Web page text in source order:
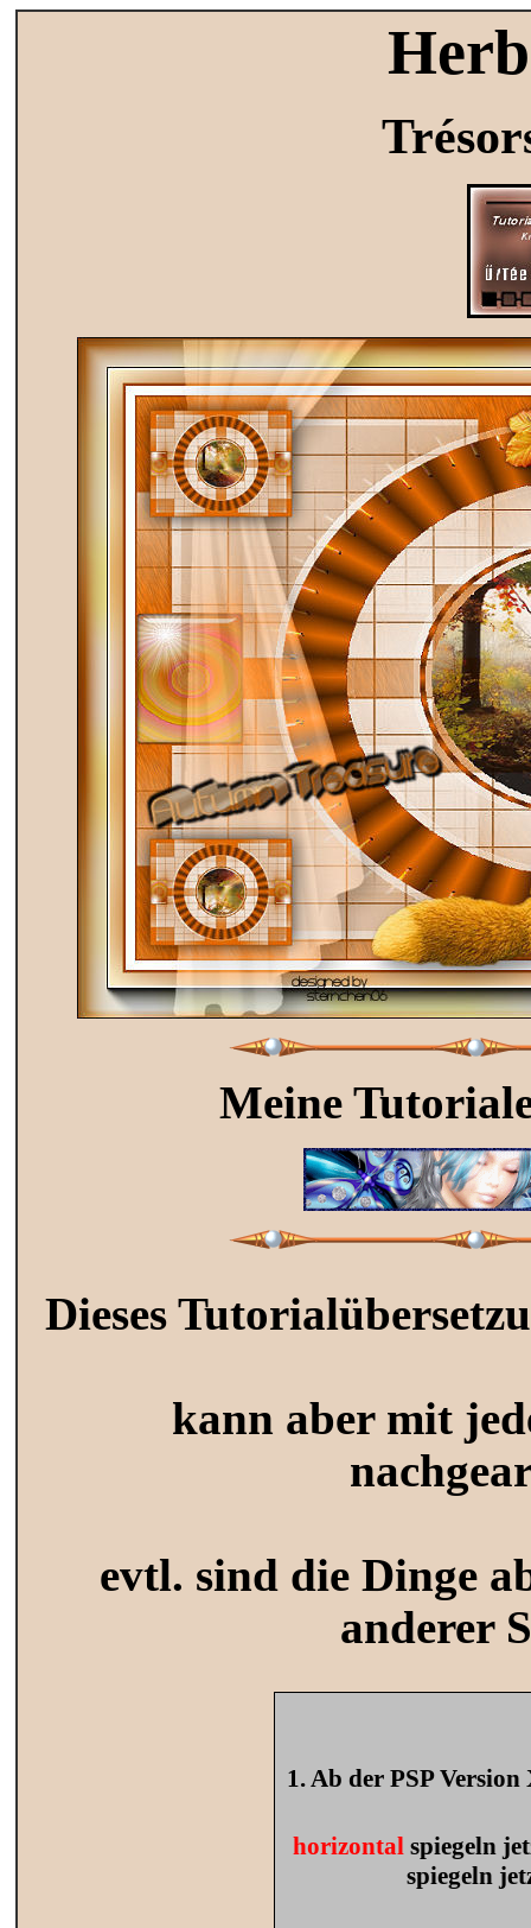
Meine
Dieses
kann aber mit
evtl. sind die Dinge
anderer
1. Ab der PSP
horizontalspiegeln
spiegeln